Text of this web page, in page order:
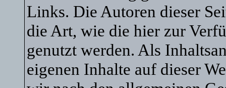
Links. Die Autoren dieser
die Art, wie die hier zur
genutzt werden. Als
eigenen Inhalte auf dieser